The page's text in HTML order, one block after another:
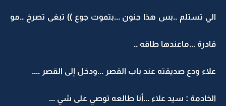
الي تستلم ..بس هذا جنون ...بتموت جوع )) تبغى تصرخ ..مو
قادرة ...ماعندها طاقه ..
علاء ودع صديقته عند باب القصر ...ودخل إلى القصر ....
الخادمة : سيد علاء ...أنا طالعه توصي على شي ...